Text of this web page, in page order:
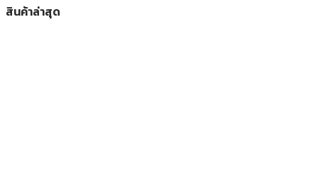
สินค้าล่าสุด